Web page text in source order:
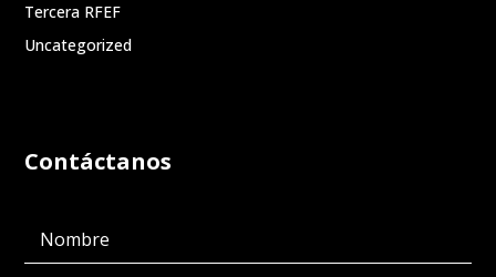
Tercera RFEF
Uncategorized
Contáctanos